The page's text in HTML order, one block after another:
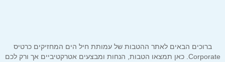
אימייל*
ברוכים הבאים לאתר ההטבות של עמותת חיל הים המחזיקים כרטיס
Corporate. כאן תמצאו הטבות, הנחות ומבצעים אטרקטיביים אך ורק לכם